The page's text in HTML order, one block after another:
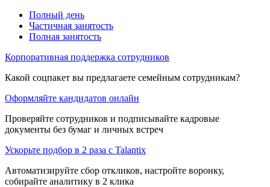
Полный день
Частичная занятость
Полная занятость
Корпоративная поддержка сотрудников
Какой соцпакет вы предлагаете семейным сотрудникам?
Оформляйте кандидатов онлайн
Проверяйте сотрудников и подписывайте кадровые
документы без бумаг и личных встреч
Ускорьте подбор в 2 раза с Talantix
Автоматизируйте сбор откликов, настройте воронку,
собирайте аналитику в 2 клика